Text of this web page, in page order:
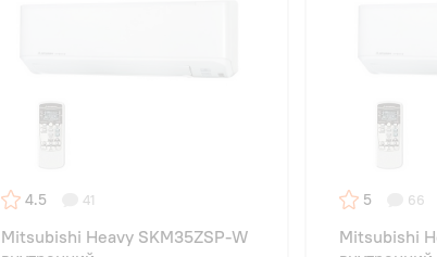
4.5 41
Mitsubishi Heavy SKM35ZSP-W
5 66
Mitsubishi